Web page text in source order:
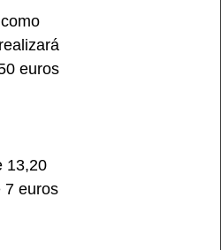
euros
13,20
7 euros